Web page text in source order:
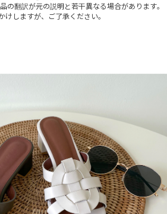
の翻訳が元の説明と若干異なる場合があります。
けしますが、ご了承ください。